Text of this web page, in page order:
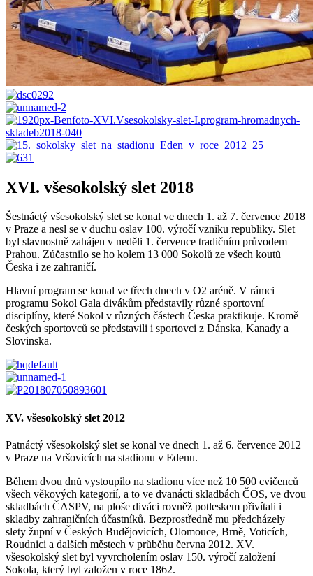
XVI. všesokolský slet 2018
Šestnáctý všesokolský slet se konal ve dnech 1. až 7. července 2018
v Praze a nesl se v duchu oslav 100. výročí vzniku republiky. Slet
byl slavnostně zahájen v neděli 1. července tradičním průvodem
Prahou. Zúčastnilo se ho kolem 13 000 Sokolů ze všech koutů
Česka i ze zahraničí.
Hlavní program se konal ve třech dnech v O2 aréně. V rámci
programu Sokol Gala divákům představily různé sportovní
disciplíny, které Sokol v různých částech Česka praktikuje. Kromě
českých sportovců se představili i sportovci z Dánska, Kanady a
Slovinska.
XV. všesokolský slet 2012
Patnáctý všesokolský slet se konal ve dnech 1. až 6. července 2012
v Praze na Vršovicích na stadionu v Edenu.
Během dvou dnů vystoupilo na stadionu více než 10 500 cvičenců
všech věkových kategorií, a to ve dvanácti skladbách ČOS, ve dvou
skladbách ČASPV, na ploše diváci rovněž potleskem přivítali i
skladby zahraničních účastníků. Bezprostředně mu předcházely
slety župní v Českých Budějovicích, Olomouce, Brně, Voticích,
Roudnici a dalších městech v průběhu června 2012. XV.
všesokolský slet byl vyvrcholením oslav 150. výročí založení
Sokola, který byl založen v roce 1862.